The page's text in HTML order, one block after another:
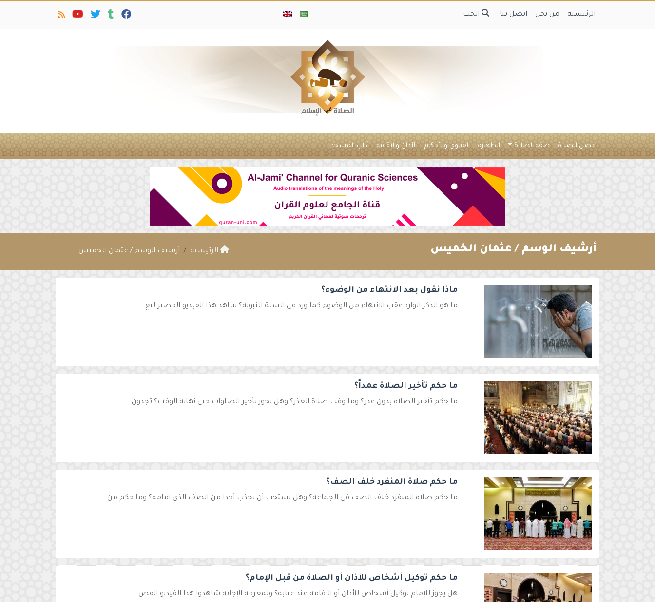
الرئيسية من نحن اتصل بنا ابحث
فضل الصلاة صفة الصلاة الطهارة الفتاوى والأحكام الأذان والإقامة آداب المسجد
أرشيف الوسم / عثمان الخميس الرئيسية أرشيف الوسم / عثمان الخميس
ماذا نقول بعد الانتهاء من الوضوء؟
ما هو الذكر الوارد عقب الانتهاء من الوضوء كما ورد في السنة النبوية؟ شاهد هذا الفيديو القصير لتع ...
ما حكم تأخير الصلاة عمداً؟
ما حكم تأخير الصلاة بدون عذر؟ وما وقت صلاة العذر؟ وهل يجوز تأخير الصلوات حتى نهاية الوقت؟ تجدون ...
ما حكم صلاة المنفرد خلف الصف؟
ما حكم صلاة المنفرد خلف الصف في الجماعة؟ وهل يستحب أن يجذب أحدا من الصف الذي امامه؟ وما حكم من ...
ما حكم توكيل أشخاص للأذان أو الصلاة من قبل الإمام؟
هل يجوز للإمام توكيل أشخاص للأذان أو الإقامة عند غيابه؟ ولمعرفة الإجابة شاهدوا هذا الفيديو القص ...